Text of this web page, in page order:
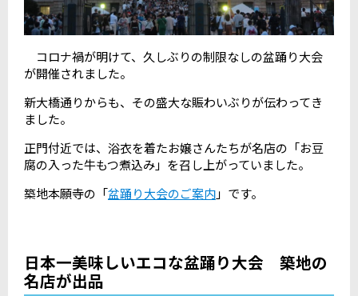
コロナ禍が明けて、久しぶりの制限なしの盆踊り大会
が開催されました。
新大橋通りからも、その盛大な賑わいぶりが伝わってき
ました。
正門付近では、浴衣を着たお嬢さんたちが名店の「お豆
腐の入った牛もつ煮込み」を召し上がっていました。
築地本願寺の「盆踊り大会のご案内」です。
日本一美味しいエコな盆踊り大会 築地の
名店が出品